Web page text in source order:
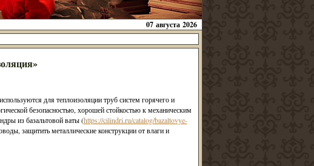
07 августа 2026
для теплоизоляции труб систем горячего и
безопасностью, хорошей стойкостью к механическим
из базальтовой ваты (https://cilindri.ru/catalog/bazaltovye-
защитить металлические конструкции от влаги и